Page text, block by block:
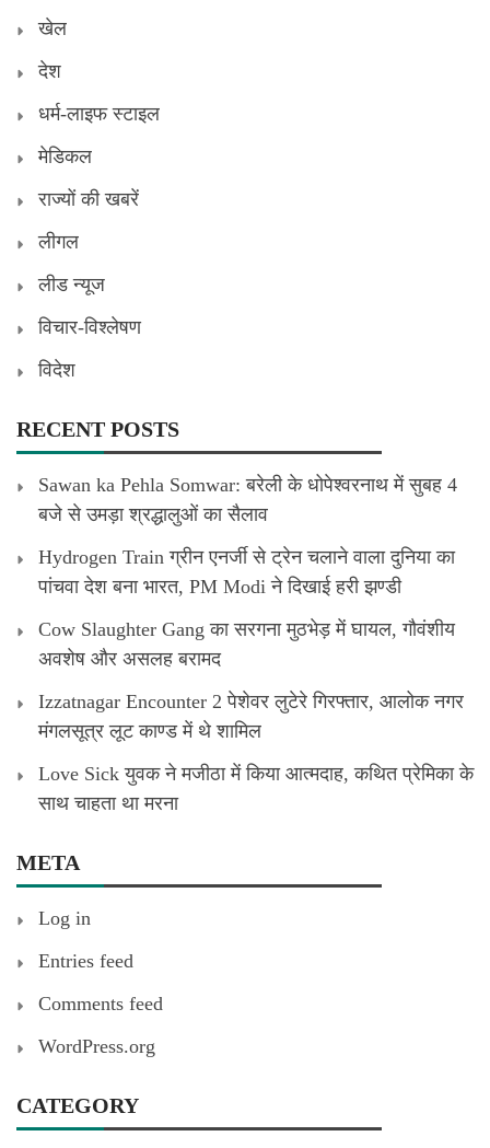
खेल
देश
धर्म-लाइफ स्टाइल
मेडिकल
राज्यों की खबरें
लीगल
लीड न्यूज
विचार-विश्लेषण
विदेश
RECENT POSTS
Sawan ka Pehla Somwar: बरेली के धोपेश्वरनाथ में सुबह 4
बजे से उमड़ा श्रद्धालुओं का सैलाव
Hydrogen Train ग्रीन एनर्जी से ट्रेन चलाने वाला दुनिया का
पांचवा देश बना भारत, PM Modi ने दिखाई हरी झण्डी
Cow Slaughter Gang का सरगना मुठभेड़ में घायल, गौवंशीय
अवशेष और असलह बरामद
Izzatnagar Encounter 2 पेशेवर लुटेरे गिरफ्तार, आलोक नगर
मंगलसूत्र लूट काण्‍ड में थे शामिल
Love Sick युवक ने मजीठा में किया आत्मदाह, कथित प्रेमिका के
साथ चाहता था मरना
META
Log in
Entries feed
Comments feed
WordPress.org
CATEGORY